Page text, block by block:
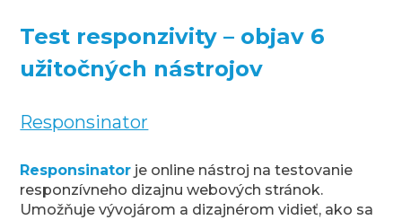
Test responzivity – objav 6
užitočných nástrojov
Responsinator
Responsinator je online nástroj na testovanie
responzívneho dizajnu webových stránok.
Umožňuje vývojárom a dizajnérom vidieť, ako sa